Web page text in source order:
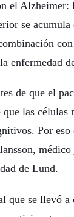
el Alzheimer:
se acumula
enfermedad
de que el
las células
Por
de Lund.
que se llevó a